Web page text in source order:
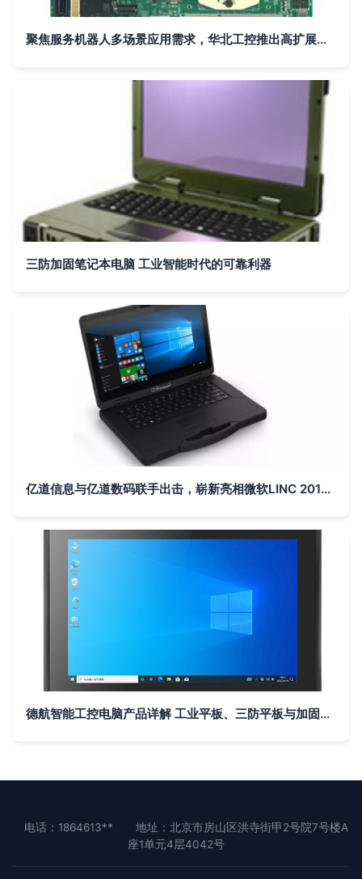
聚焦服务机器人多场景应用需求，华北工控推出高扩展计算机硬件方案
三防加固笔记本电脑 工业智能时代的可靠利器
亿道信息与亿道数码联手出击，崭新亮相微软LINC 2019泰国曼谷展会
德航智能工控电脑产品详解 工业平板、三防平板与加固平板的创新融合
电话：1864613**
地址：北京市房山区洪寺街甲2号院7号楼A
座1单元4层4042号